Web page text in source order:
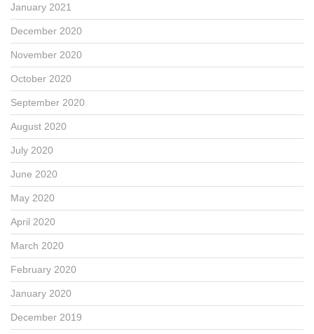
January 2021
December 2020
November 2020
October 2020
September 2020
August 2020
July 2020
June 2020
May 2020
April 2020
March 2020
February 2020
January 2020
December 2019